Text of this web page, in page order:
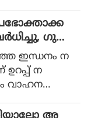
ഇയാളുടെ
ഇ
സ്വ
ബിനീഷ്,
പ്രസാദ്,
ഗുണം
ഇന്ധനം ന
ന
വാഹന